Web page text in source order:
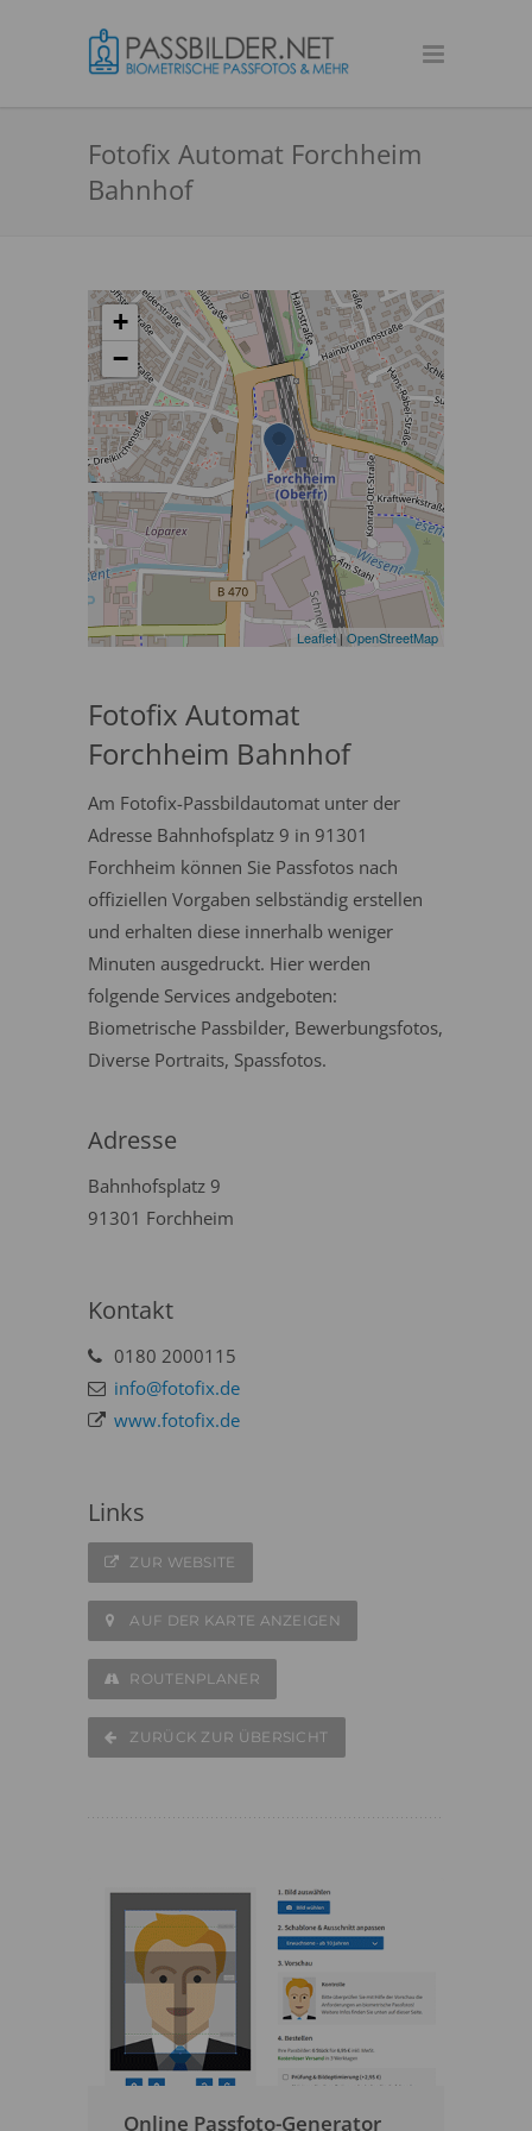
Fotofix Automat Forchheim
Bahnhof
+
−
Leaflet|OpenStreetMap
Fotofix Automat
Forchheim Bahnhof
Am Fotofix-Passbildautomat unter der
Adresse Bahnhofsplatz 9 in 91301
Forchheim können Sie Passfotos nach
offiziellen Vorgaben selbständig erstellen
und erhalten diese innerhalb weniger
Minuten ausgedruckt. Hier werden
folgende Services andgeboten:
Biometrische Passbilder, Bewerbungsfotos,
Diverse Portraits, Spassfotos.
Adresse
Bahnhofsplatz 9
91301 Forchheim
Kontakt
0180 2000115
info@fotofix.de
www.fotofix.de
Links
ZUR WEBSITE
AUF DER KARTE ANZEIGEN
ROUTENPLANER
ZURÜCK ZUR ÜBERSICHT
Online Passfoto-Generator